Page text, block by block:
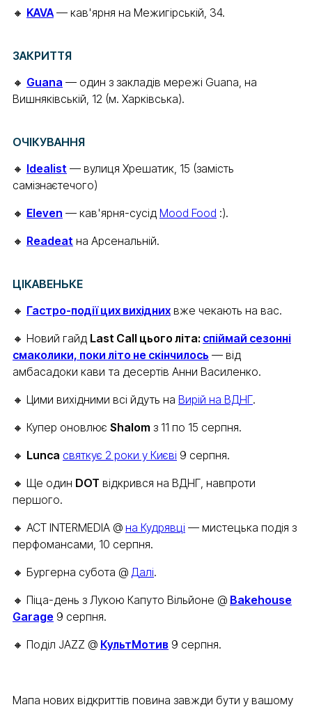
🔸 KAVA— кав'ярня на Межигірській, 34.
ЗАКРИТТЯ
🔸 Guana — один з закладів мережі Guana, на
Вишняківській, 12 (м. Харківська).
ОЧІКУВАННЯ
🔸 Idealist — вулиця Хрешатик, 15 (замість
самізнаєтечого)
🔸 Eleven — кав'ярня-сусід Mood Food :).
🔸 Readeat на Арсенальній.
ЦІКАВЕНЬКЕ
🔸 Гастро-події цих вихідних вже чекають на вас.
🔸 Новий гайд Last Call цього літа: спіймай сезонні
смаколики, поки літо не скінчилось — від
амбасадоки кави та десертів Анни Василенко.
🔸 Цими вихідними всі йдуть на Вирій на ВДНГ.
🔸 Купер оновлює Shalom з 11 по 15 серпня.
🔸 Lunca святкує 2 роки у Києві 9 серпня.
🔸 Ще один DOT відкрився на ВДНГ, навпроти
першого.
🔸 ACT INTERMEDIA @ на Кудрявці — мистецька подія з
перфомансами, 10 серпня.
🔸 Бургерна субота @ Далі.
🔸 Піца-день з Лукою Капуто Вільйоне @ Bakehouse
Garage 9 серпня.
🔸 Поділ JAZZ @ КультМотив 9 серпня.
Мапа нових відкриттів повина завжди бути у вашому